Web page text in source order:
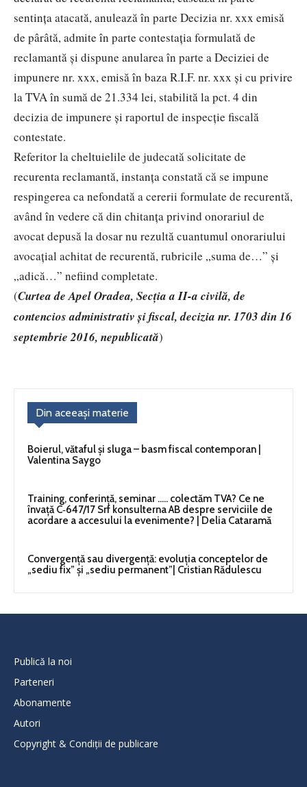
sentinţa atacată, anulează în parte Decizia nr. xxx emisă
de pârâtă, admite în parte contestaţia formulată de
reclamantă şi dispune anularea în parte a Deciziei de
impunere nr. xxx, emisă în baza R.I.F. nr. xxx şi cu privire
la TVA în sumă de 21.334 lei, stabilită la pct. 4 din
decizia de impunere şi raportul de inspecţie fiscală
contestate.
Referitor la cheltuielile de judecată solicitate de
recurenta reclamantă, instanţa constată că se impune
respingerea ca nefondată a cererii formulate de recurentă,
având în vedere că din chitanţa privind onorariul de
avocat depusă la dosar nu rezultă cuantumul onorariului
avocaţial achitat de recurentă, rubricile „suma de…” şi
„adică…” nefiind completate.
(Curtea de Apel Oradea, Secţia a II-a civilă, de
contencios administrativ şi fiscal, decizia nr. 1703 din 16
septembrie 2016, nepublicată)
Din aceeași materie
Boierul, vătaful şi sluga – basm fiscal contemporan |
Valentina Saygo
Training, conferință, seminar ….. colectăm TVA? Ce ne
învață C‑647/17 Srf konsulterna AB despre serviciile de
acordare a accesului la evenimente? | Delia Cataramă
Convergență sau divergență: evoluția conceptelor de
„sediu fix” și „sediu permanent”| Cristian Rădulescu
Publică la noi
Parteneri
Abonamente
Autori
Copyright & Condiții de publicare